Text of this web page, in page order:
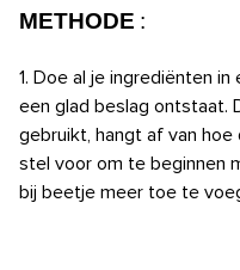
METHODE :
1. Doe al je ingrediënten
een glad beslag ontstaat.
gebruikt, hangt af van
stel voor om te beginnen
bij beetje meer toe te